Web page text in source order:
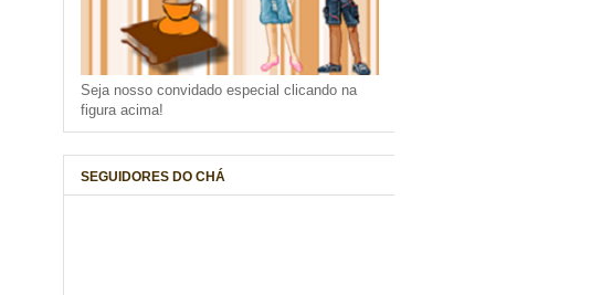
Seja nosso convidado especial clicando na
figura acima!
SEGUIDORES DO CHÁ